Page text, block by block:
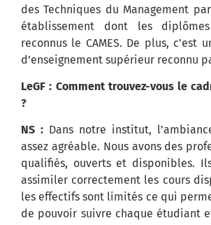
des Techniques du Management
établissement dont les
reconnus le CAMES. De plus, c’est
d’enseignement supérieur reconnu
LeGF : Comment trouvez-vous le
?
NS : Dans notre institut,
assez agréable. Nous avons des
qualifiés, ouverts et disponibles.
assimiler correctement les cours
les effectifs sont limités ce qui
de pouvoir suivre chaque étudiant